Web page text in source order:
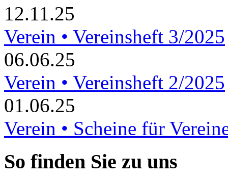
12.11.25
Verein • Vereinsheft 3/2025
06.06.25
Verein • Vereinsheft 2/2025
01.06.25
Verein • Scheine für
So finden Sie zu uns